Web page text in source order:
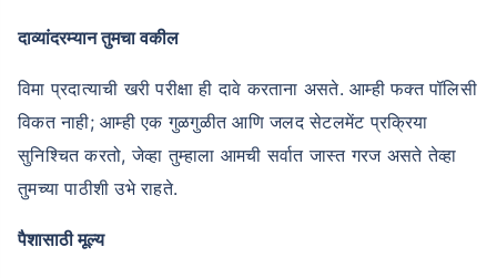
दाव्यांदरम्यान तुमचा वकील
विमा प्रदात्याची खरी परीक्षा ही दावे करताना असते. आम्ही फक्त पॉलिसी
विकत नाही; आम्ही एक गुळगुळीत आणि जलद सेटलमेंट प्रक्रिया
सुनिश्चित करतो, जेव्हा तुम्हाला आमची सर्वात जास्त गरज असते तेव्हा
तुमच्या पाठीशी उभे राहते.
पैशासाठी मूल्य